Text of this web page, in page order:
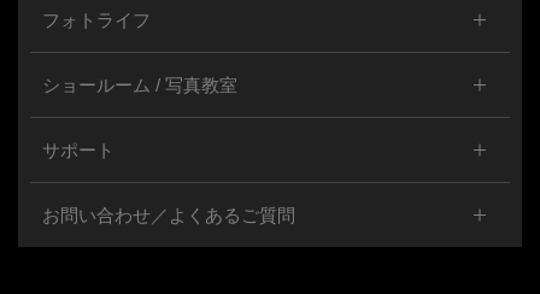
フォトライフ
ショールーム / 写真教室
サポート
お問い合わせ／よくあるご質問